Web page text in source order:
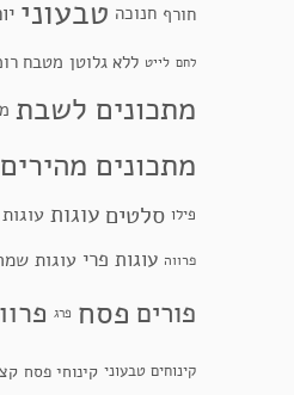
חורף חנוכה טבעוני
לחם לייט ללא גלוטן מטבח
מתכונים לשבת
מתכונים
פילו סלטים עוגות
פרווה עוגות פרי עוגות
פורים פסח פרג
קינוחים טבעוני קינוחי פסח